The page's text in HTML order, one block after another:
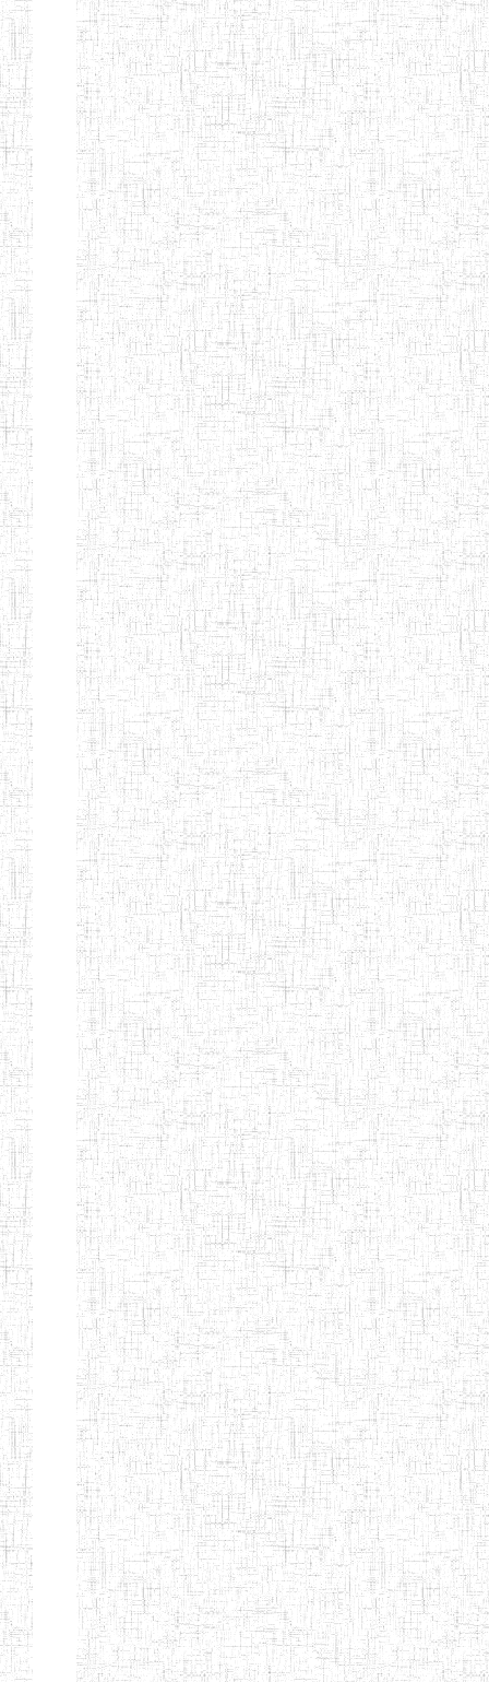
Chercher:
Effacer les filtres
Denomination
Type
Nature
Arrondissement
Denomination Création Type Nature
Afficher Page 13 sur 13 Total: 307
Début Préc. 4 5 6 7 8
9
13
Suivant Fin
GTTC
BANGEM
08/12/1997 ENIEG Public
GTTC
FONTEM
25/09/2000 ENIEG Public
GTTC
MAMFE
03/11/1983 ENIEG Public
GBTTC
KUMBA
25/08/1978 ENIEG Public
GTTTC
KUMBA
13/08/2013 ENIET Public
GTTC AKWA-
BAKASSI
27/08/2013 ENIEG Public
GTTC
MUNDEMBA
01/08/1997 ENIEG Public
Etablissements
d'enseignement
secondaire
technique
et
professionnel